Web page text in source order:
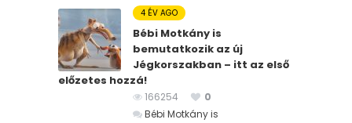
4 ÉV AGO
Bébi Motkány is
bemutatkozik az új
Jégkorszakban – itt az első
előzetes hozzá!
166254
0
Bébi Motkány is